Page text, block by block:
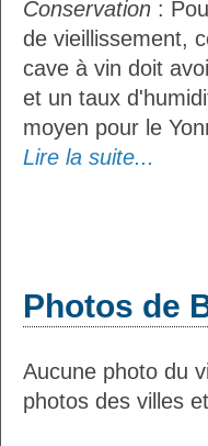
Conservation :
de vieillissement,
cave à vin doit
et un taux
moyen pour le
Lire la suite...
Photos de
Aucune photo du
photos des villes